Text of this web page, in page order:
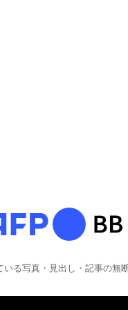
いる写真・見出し・記事の無